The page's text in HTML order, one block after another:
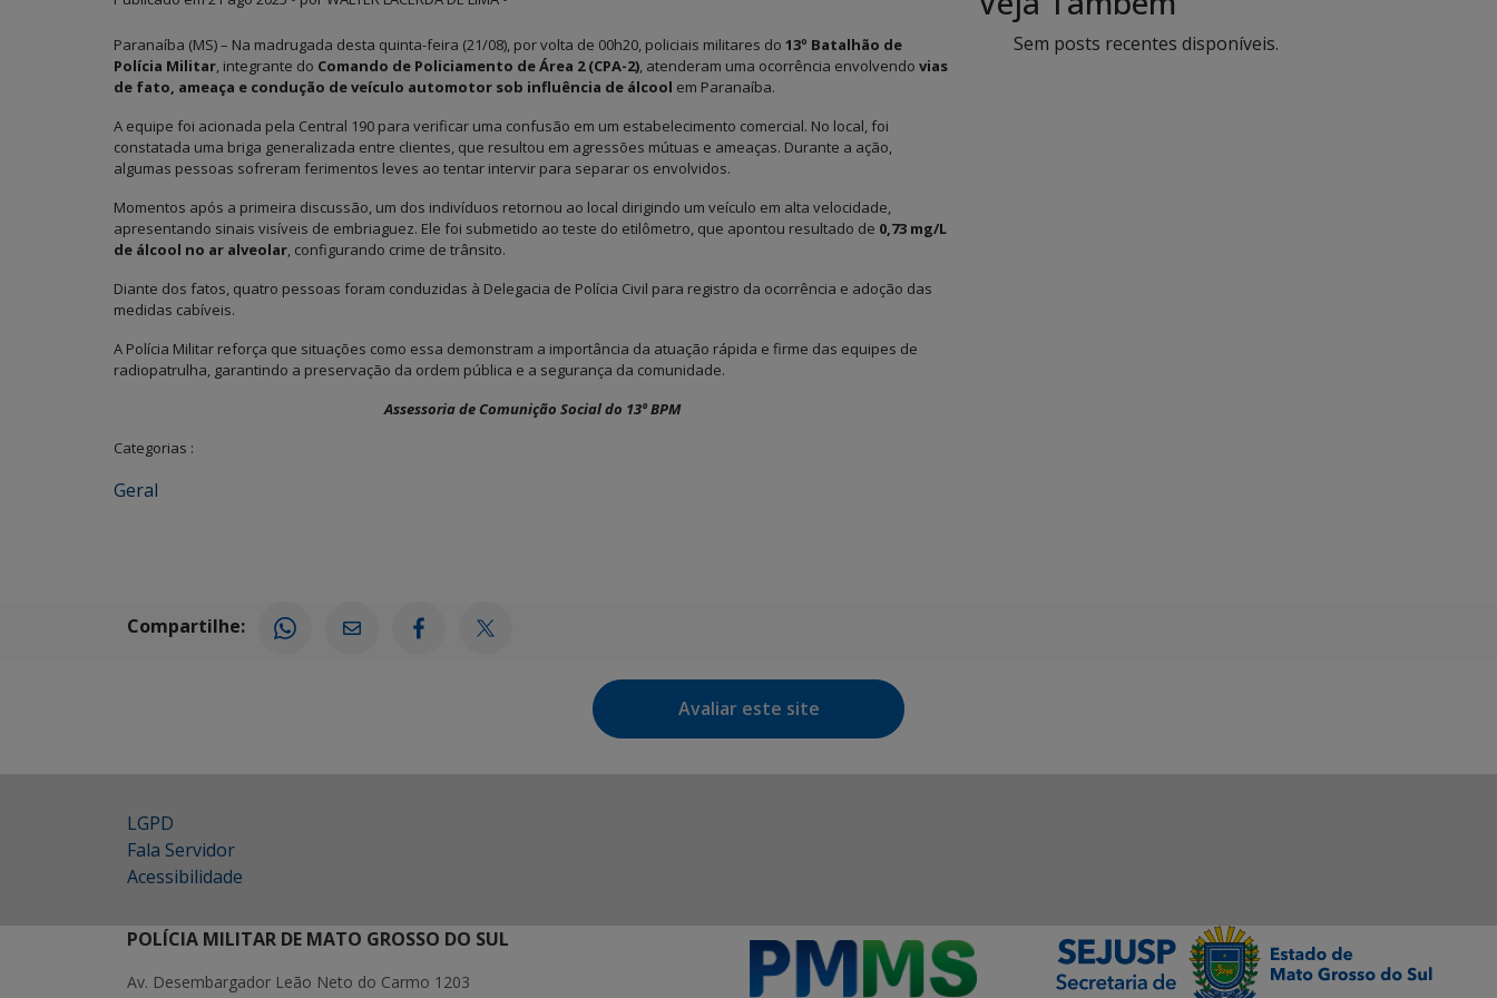
Paranaíba (MS) – Na madrugada desta quinta-feira (21/08), por volta de 00h20, policiais militares do 13º Batalhão de
Polícia Militar, integrante do Comando de Policiamento de Área 2 (CPA-2), atenderam uma ocorrência envolvendo vias
de fato, ameaça e condução de veículo automotor sob influência de álcool em Paranaíba.
A equipe foi acionada pela Central 190 para verificar uma confusão em um estabelecimento comercial. No local, foi
constatada uma briga generalizada entre clientes, que resultou em agressões mútuas e ameaças. Durante a ação,
algumas pessoas sofreram ferimentos leves ao tentar intervir para separar os envolvidos.
Momentos após a primeira discussão, um dos indivíduos retornou ao local dirigindo um veículo em alta velocidade,
apresentando sinais visíveis de embriaguez. Ele foi submetido ao teste do etilômetro, que apontou resultado de 0,73 mg/L
de álcool no ar alveolar, configurando crime de trânsito.
Diante dos fatos, quatro pessoas foram conduzidas à Delegacia de Polícia Civil para registro da ocorrência e adoção das
medidas cabíveis.
A Polícia Militar reforça que situações como essa demonstram a importância da atuação rápida e firme das equipes de
radiopatrulha, garantindo a preservação da ordem pública e a segurança da comunidade.
Assessoria de Comunição Social do 13º BPM
Categorias :
Geral
Sem posts recentes disponíveis.
Compartilhe:
Avaliar este site
LGPD
Fala Servidor
Acessibilidade
POLÍCIA MILITAR DE MATO GROSSO DO SUL
Av. Desembargador Leão Neto do Carmo 1203